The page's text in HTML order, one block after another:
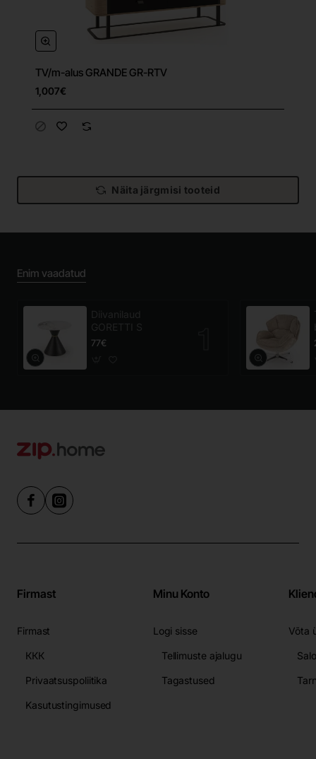
TV/m-alus GRANDE GR-RTV
1,007€
Näita järgmisi tooteid
Enim vaadatud
Diivanilaud
GORETTI S
77€
Firmast
Firmast
ККК
Privaatsuspoliitika
Kasutustingimused
Minu Konto
Logi sisse
Tellimuste ajalugu
Tagastused
Võta